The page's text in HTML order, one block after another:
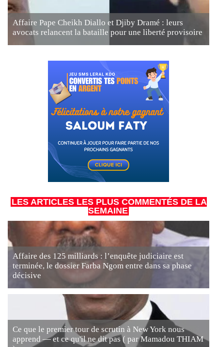
Affaire Pape Cheikh Diallo et Djiby Dramé : leurs
avocats relancent la bataille pour une liberté provisoire
LES ARTICLES LES PLUS COMMENTÉS DE LA
SEMAINE
Affaire des 125 milliards : l’enquête judiciaire est
terminée, le dossier Farba Ngom entre dans sa phase
décisive
Ce que le premier tour de scrutin à New York nous
apprend — et ce qu'il ne dit pas ( par Mamadou THIAM